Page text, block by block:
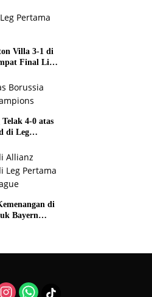
Villa 3-1 di
Final Liga
4-0 atas
di Leg
di
Bayern